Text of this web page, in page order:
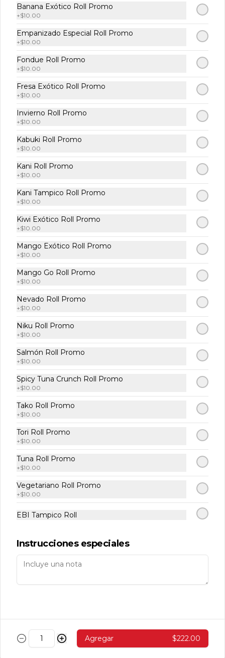
ajonjolí garapiñado y pepino con
$129.00
Temaki
Temaki Filadelfia
Salmón pepino y queso crema 1 pz.
$113.00
Temaki California
$109.00
Atún, masago, salsa dinamita, cebollín
Temaki Anguila
Anguila, queso crema, pepino y salsa
Camarones roca, aguacate, masago y
queso enchipotlado 1 pz.
Makis
Avocado Cucumber Roll
$139.00
Banana Exótico Roll Promo
+$10.00
Empanizado Especial Roll Promo
+$10.00
Fondue Roll Promo
+$10.00
Fresa Exótico Roll Promo
+$10.00
Invierno Roll Promo
+$10.00
Kabuki Roll Promo
+$10.00
Kani Roll Promo
+$10.00
Kani Tampico Roll Promo
+$10.00
Kiwi Exótico Roll Promo
+$10.00
Mango Exótico Roll Promo
+$10.00
Mango Go Roll Promo
+$10.00
Nevado Roll Promo
+$10.00
Niku Roll Promo
+$10.00
Salmón Roll Promo
+$10.00
Spicy Tuna Crunch Roll Promo
+$10.00
Tako Roll Promo
+$10.00
Tori Roll Promo
+$10.00
Tuna Roll Promo
+$10.00
Vegetariano Roll Promo
+$10.00
EBI Tampico Roll
Instrucciones especiales
Agregar $222.00